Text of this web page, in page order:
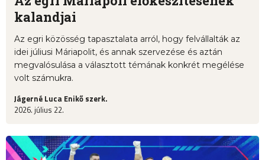
kalandjai
Az egri közösség tapasztalata arról, hogy felvállalták az
idei júliusi Máriapolit, és annak szervezése és aztán
megvalósulása a választott témának konkrét megélése
volt számukra.
Jágerné Luca Enikő szerk.
2026. július 22.